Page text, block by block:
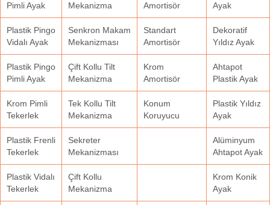
Pimli Ayak
Mekanizma
Amortisör
Ayak
Plastik Pingo
Vidalı Ayak
Senkron Makam
Mekanizması
Standart
Amortisör
Dekoratif
Yıldız Ayak
Plastik Pingo
Pimli Ayak
Çift Kollu Tilt
Mekanizma
Krom
Amortisör
Ahtapot
Plastik Ayak
Krom Pimli
Tekerlek
Tek Kollu Tilt
Mekanizma
Konum
Koruyucu
Plastik Yıldız
Ayak
Plastik Frenli
Tekerlek
Sekreter
Mekanizması
Alüminyum
Ahtapot Ayak
Plastik Vidalı
Tekerlek
Çift Kollu
Mekanizma
Krom Konik
Ayak